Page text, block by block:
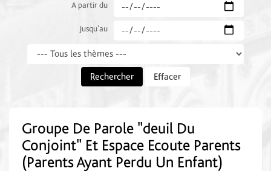
A partir du
Jusqu'au
Rechercher Effacer
Groupe De Parole "deuil Du
Conjoint" Et Espace Ecoute Parents
(Parents Ayant Perdu Un Enfant)